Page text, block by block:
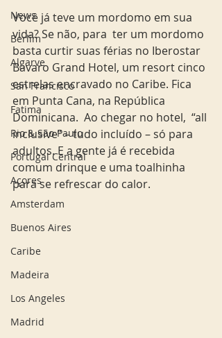
News
Berlim
Algarve
San Francisco
Fatima
Rio & São Paulo
Portugal Central
Açores
Amsterdam
Buenos Aires
Caribe
Madeira
Los Angeles
Madrid
Você já teve um mordomo em sua
vida? Se não, para  ter um mordomo
basta curtir suas férias no Iberostar
Bavaro Grand Hotel, um resort cinco
estrelas encravado no Caribe. Fica
em Punta Cana, na República
Dominicana.  Ao chegar no hotel,  “all
inclusive” – tudo incluído – só para
adultos. E a gente já é recebida
comum drinque e uma toalhinha
para se refrescar do calor.